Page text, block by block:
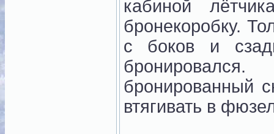
кабиной
бронекоробку.
с боков и
бронированный
втягивать в